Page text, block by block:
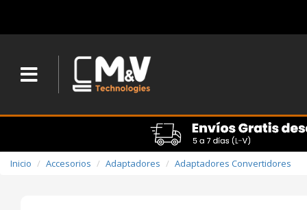
Inicio Accesorios Adaptadores Adaptadores Convertidores